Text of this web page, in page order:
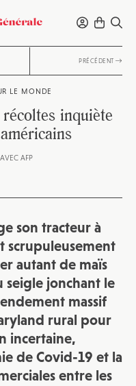
PRÉCÉDENT
LE MONDE
inquiète
AFP
son tracteur à
scrupuleusement
autant de maïs
seigle jonchant le
massif
rural pour
incertaine,
de Covid-19 et la
entre les